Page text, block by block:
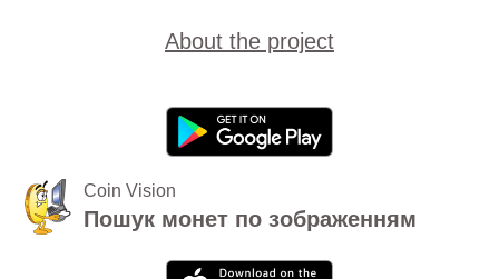
About the project
Coin Vision
Пошук монет по зображенням